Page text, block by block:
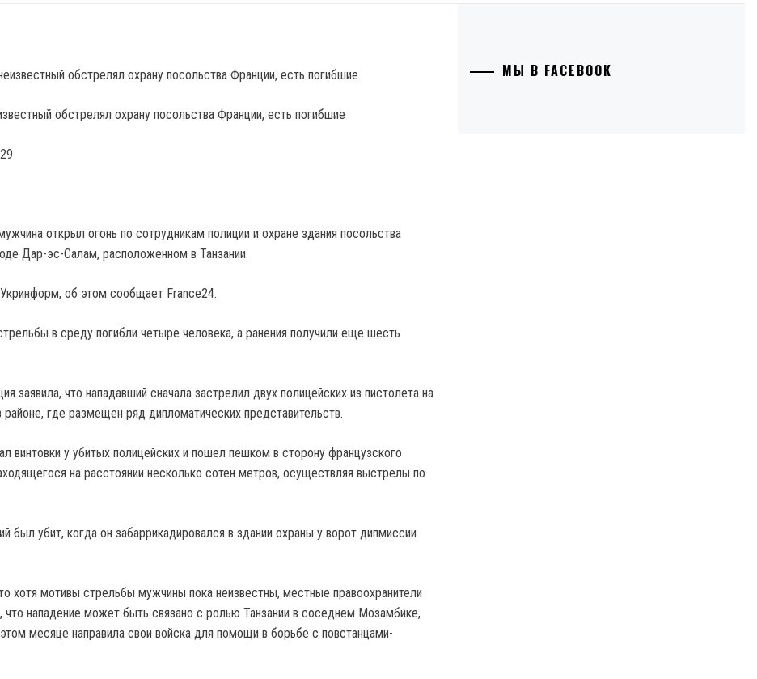
обстрелял охрану посольства Франции, есть погибшие
открыл огонь по сотрудникам полиции и охране здания посольства
Дар-эс-Салам, расположенном в Танзании.
об этом сообщает France24.
в среду погибли четыре человека, а ранения получили еще шесть
заявила, что нападавший сначала застрелил двух полицейских из пистолета на
районе, где размещен ряд дипломатических представительств.
винтовки у убитых полицейских и пошел пешком в сторону французского
на расстоянии несколько сотен метров, осуществляя выстрелы по
был убит, когда он забаррикадировался в здании охраны у ворот дипмиссии
хотя мотивы стрельбы мужчины пока неизвестны, местные правоохранители
что нападение может быть связано с ролью Танзании в соседнем Мозамбике,
месяце направила свои войска для помощи в борьбе с повстанцами-
МЫ В FACEBOOK